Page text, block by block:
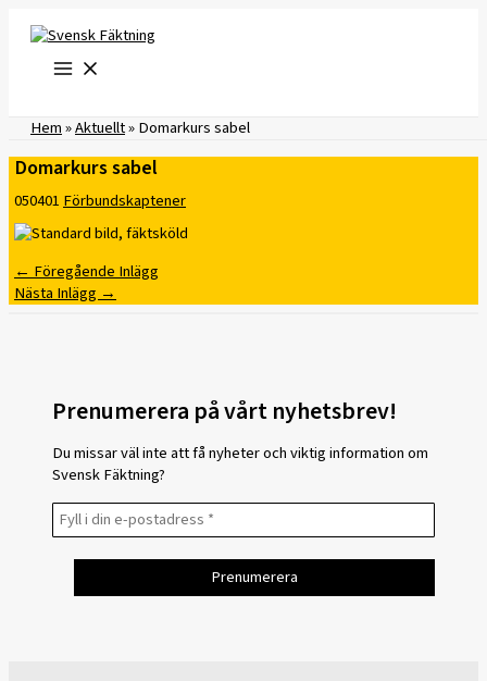
innehåll
Hem»Aktuellt»Domarkurs sabel
Domarkurs sabel
050401Förbundskaptener
← Föregående Inlägg
Nästa Inlägg →
Prenumerera på vårt nyhetsbrev!
Du missar väl inte att få nyheter och viktig information om
Svensk Fäktning?